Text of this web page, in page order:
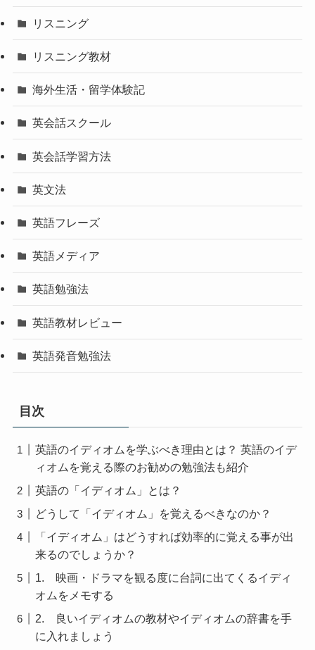
リスニング
リスニング教材
海外生活・留学体験記
英会話スクール
英会話学習方法
英文法
英語フレーズ
英語メディア
英語勉強法
英語教材レビュー
英語発音勉強法
目次
英語のイディオムを学ぶべき理由とは？ 英語のイデ
ィオムを覚える際のお勧めの勉強法も紹介
英語の「イディオム」とは？
どうして「イディオム」を覚えるべきなのか？
「イディオム」はどうすれば効率的に覚える事が出
来るのでしょうか？
1. 映画・ドラマを観る度に台詞に出てくるイディ
オムをメモする
2. 良いイディオムの教材やイディオムの辞書を手
に入れましょう